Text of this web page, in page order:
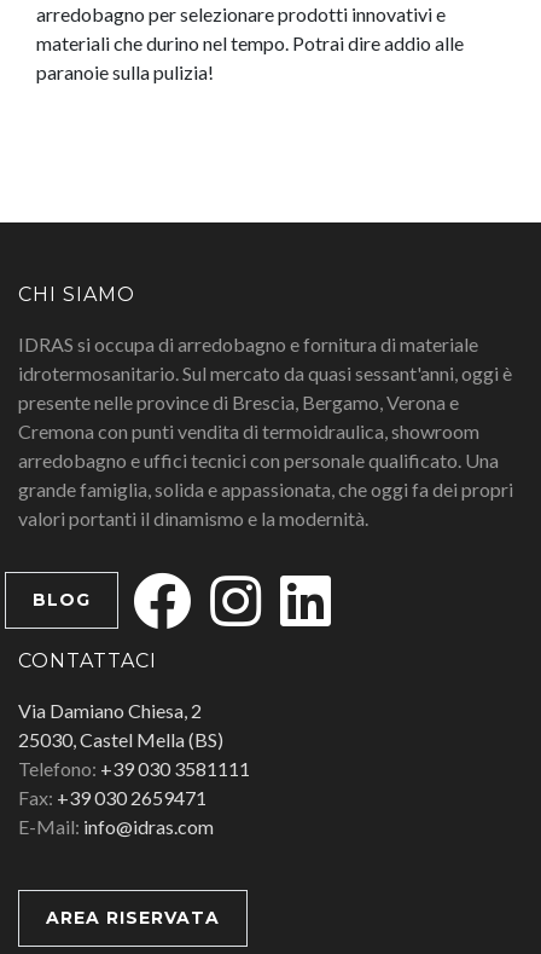
arredobagno per selezionare prodotti innovativi e
materiali che durino nel tempo. Potrai dire addio alle
paranoie sulla pulizia!
CHI SIAMO
IDRAS si occupa di arredobagno e fornitura di materiale
idrotermosanitario. Sul mercato da quasi sessant'anni, oggi è
presente nelle province di Brescia, Bergamo, Verona e
Cremona con punti vendita di termoidraulica, showroom
arredobagno e uffici tecnici con personale qualificato. Una
grande famiglia, solida e appassionata, che oggi fa dei propri
valori portanti il dinamismo e la modernità.
BLOG
CONTATTACI
Via Damiano Chiesa, 2
25030, Castel Mella (BS)
Telefono: +39 030 3581111
Fax: +39 030 2659471
E-Mail: info@idras.com
AREA RISERVATA